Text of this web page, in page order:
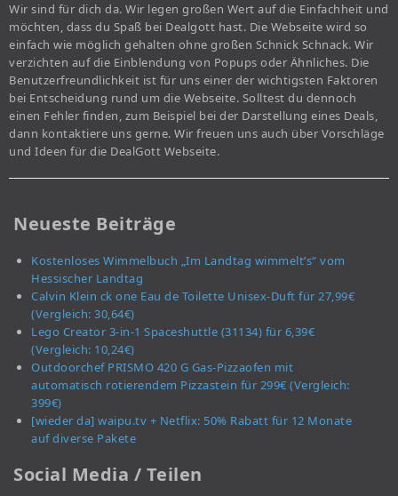
Wir sind für dich da. Wir legen großen Wert auf die Einfachheit und
möchten, dass du Spaß bei Dealgott hast. Die Webseite wird so
einfach wie möglich gehalten ohne großen Schnick Schnack. Wir
verzichten auf die Einblendung von Popups oder Ähnliches. Die
Benutzerfreundlichkeit ist für uns einer der wichtigsten Faktoren
bei Entscheidung rund um die Webseite. Solltest du dennoch
einen Fehler finden, zum Beispiel bei der Darstellung eines Deals,
dann kontaktiere uns gerne. Wir freuen uns auch über Vorschläge
und Ideen für die DealGott Webseite.
Neueste Beiträge
Kostenloses Wimmelbuch „Im Landtag wimmelt’s“ vom
Hessischer Landtag
Calvin Klein ck one Eau de Toilette Unisex-Duft für 27,99€
(Vergleich: 30,64€)
Lego Creator 3-in-1 Spaceshuttle (31134) für 6,39€
(Vergleich: 10,24€)
Outdoorchef PRISMO 420 G Gas-Pizzaofen mit
automatisch rotierendem Pizzastein für 299€ (Vergleich:
399€)
[wieder da] waipu.tv + Netflix: 50% Rabatt für 12 Monate
auf diverse Pakete
Social Media / Teilen